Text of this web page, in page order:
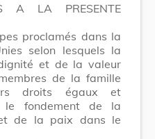
A LA PRESENTE
proclamés dans la
selon lesquels la
et de la valeur
de la famille
droits égaux et
le fondement de la
de la paix dans le